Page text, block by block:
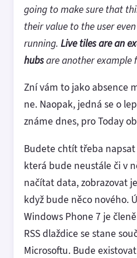
going to make sure that
their value to the user
running. Live tiles are an
hubsare another example
Zní vám to jako absence
ne. Naopak, jedná se o
známe dnes, pro Today
Budete chtít třeba napsat
která bude neustále či v
načítat data, zobrazovat
když bude něco nového.
Windows Phone 7 je
RSS dlaždice se stane
Microsoftu. Bude